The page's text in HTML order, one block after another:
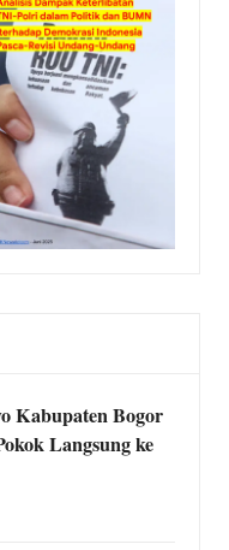
Kabupaten Bogor
Langsung ke